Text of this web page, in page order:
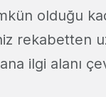
olduğu
rekabetten
ilgi alanı